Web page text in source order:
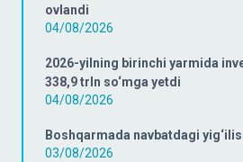
ovlandi
04/08/2026
2026-yilning birinchi yarmida
338,9 trln so‘mga yetdi
04/08/2026
Boshqarmada navbatdagi
03/08/2026